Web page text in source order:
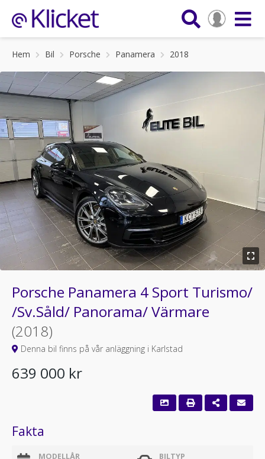
Hem Bil Porsche Panamera 2018
Porsche Panamera 4 Sport Turismo/
/Sv.Såld/ Panorama/ Värmare
(2018)
Denna bil finns på vår anläggning i Karlstad
639 000 kr
Fakta
MODELLÅR BILTYP